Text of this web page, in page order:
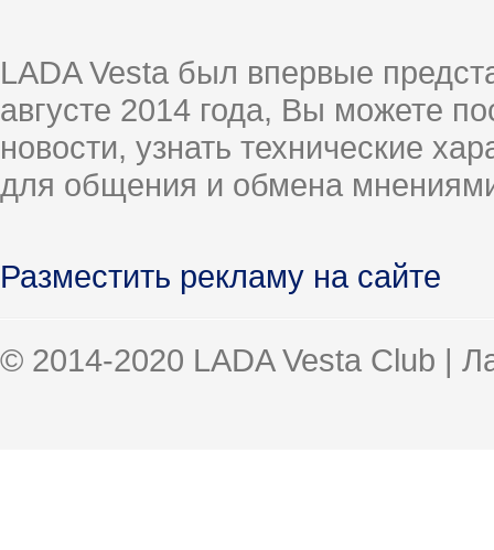
LADA Vesta был впервые
августе 2014 года, Вы можете
новости, узнать технические
для общения и обмена
Разместить рекламу на сайте
© 2014-2020 LADA Vesta Club |